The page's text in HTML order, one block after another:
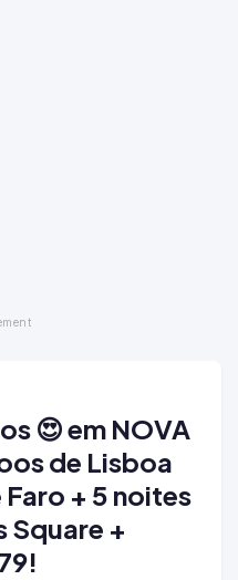
😍 em NOVA
de Lisboa
+ 5 noites
Square +